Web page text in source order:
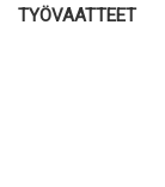
TYÖVAATTEET